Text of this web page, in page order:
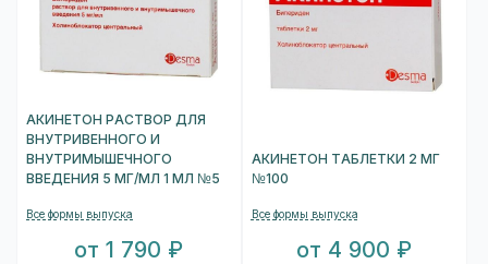
АКИНЕТОН РАСТВОР ДЛЯ
ВНУТРИВЕННОГО И
ВНУТРИМЫШЕЧНОГО
ВВЕДЕНИЯ 5 МГ/МЛ 1 МЛ №5
Все формы выпуска
от 1 790 ₽
АКИНЕТОН ТАБЛЕТКИ 2 МГ
№100
Все формы выпуска
от 4 900 ₽